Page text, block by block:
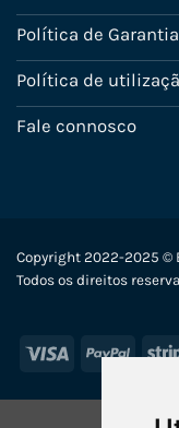
Política de Garantia
Política de
Fale connosco
Copyright 2022-2025 ©
Todos os direitos
Visa